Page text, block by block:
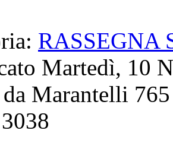
RASSEGNA
Martedì, 10
Marantelli 765